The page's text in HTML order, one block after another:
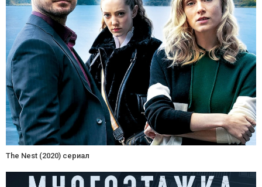
The Nest (2020) сериал